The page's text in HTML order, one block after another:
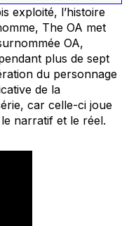
exploité, l’histoire
The OA met
OA,
plus de sept
du personnage
de la
car celle-ci joue
narratif et le réel.